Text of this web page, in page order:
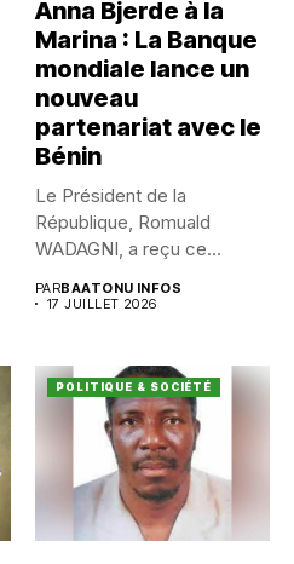
Anna Bjerde à la
Marina : La Banque
mondiale lance un
nouveau
partenariat avec le
Bénin
Le Président de la
République, Romuald
WADAGNI, a reçu ce
PARBAATONU INFOS
17 JUILLET 2026
POLITIQUE & SOCIÉTÉ